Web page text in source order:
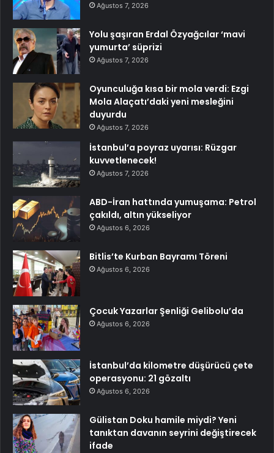
Ağustos 7, 2026
Yolu şaşıran Erdal Özyağcılar ‘mavi
yumurta’ süprizi
Ağustos 7, 2026
Oyunculuğa kısa bir mola verdi: Ezgi
Mola Alaçatı’daki yeni mesleğini
duyurdu
Ağustos 7, 2026
İstanbul’a poyraz uyarısı: Rüzgar
kuvvetlenecek!
Ağustos 7, 2026
ABD-İran hattında yumuşama: Petrol
çakıldı, altın yükseliyor
Ağustos 6, 2026
Bitlis’te Kurban Bayramı Töreni
Ağustos 6, 2026
Çocuk Yazarlar Şenliği Gelibolu’da
Ağustos 6, 2026
İstanbul’da kilometre düşürücü çete
operasyonu: 21 gözaltı
Ağustos 6, 2026
Gülistan Doku hamile miydi? Yeni
tanıktan davanın seyrini değiştirecek
ifade